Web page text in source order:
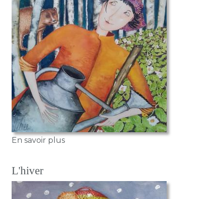
En savoir plussur L'arrosoir
L'hiver